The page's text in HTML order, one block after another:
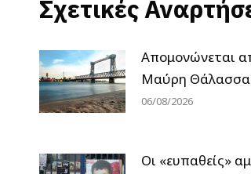
Σχετικές
Απομονώνεται
Μαύρη Θάλασσα
06/08/2026
Οι «ευπαθείς»